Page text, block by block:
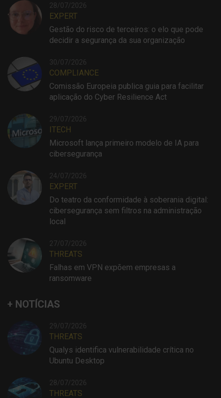
28/07/2026
EXPERT
Gestão do risco de terceiros: o elo que pode
decidir a segurança da sua organização
30/07/2026
COMPLIANCE
Comissão Europeia publica guia para facilitar
aplicação do Cyber Resilience Act
29/07/2026
ITECH
Microsoft lança primeiro modelo de IA para
cibersegurança
24/07/2026
EXPERT
Do teatro da conformidade à soberania digital:
cibersegurança sem filtros na administração
local
27/07/2026
THREATS
Falhas em VPN expõem empresas a
ransomware
+ NOTÍCIAS
29/07/2026
THREATS
Qualys identifica vulnerabilidade crítica no
Ubuntu Desktop
28/07/2026
THREATS